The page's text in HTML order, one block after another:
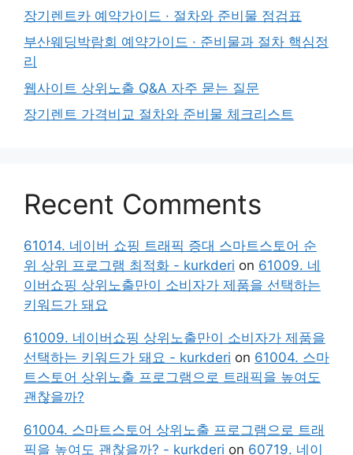
장기렌트카 예약가이드 · 절차와 준비물 점검표
부산웨딩박람회 예약가이드 · 준비물과 절차 핵심정
리
웹사이트 상위노출 Q&A 자주 묻는 질문
장기렌트 가격비교 절차와 준비물 체크리스트
Recent Comments
61014. 네이버 쇼핑 트래픽 증대 스마트스토어 순
위 상위 프로그램 최적화 - kurkderi on 61009. 네
이버쇼핑 상위노출만이 소비자가 제품을 선택하는
키워드가 돼요
61009. 네이버쇼핑 상위노출만이 소비자가 제품을
선택하는 키워드가 돼요 - kurkderi on 61004. 스마
트스토어 상위노출 프로그램으로 트래픽을 높여도
괜찮을까?
61004. 스마트스토어 상위노출 프로그램으로 트래
픽을 높여도 괜찮을까? - kurkderi on 60719. 네이